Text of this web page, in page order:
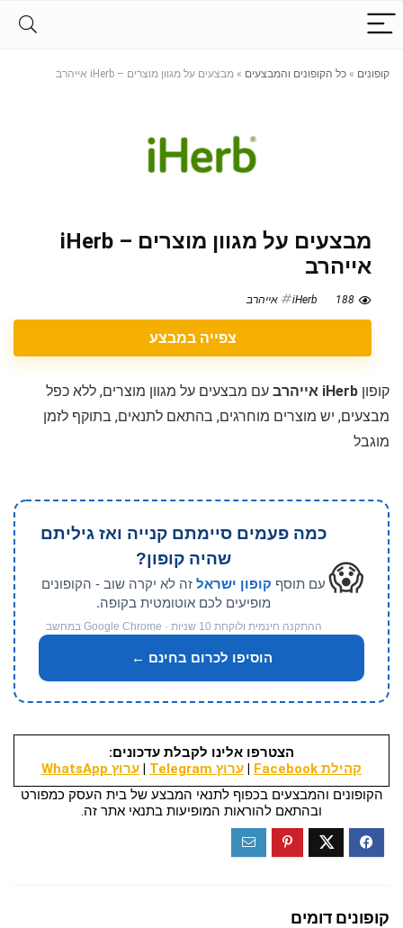
קופונים » כל הקופונים והמבצעים » מבצעים על מגוון מוצרים – iHerb אייהרב
מבצעים על מגוון מוצרים – iHerb
אייהרב
188 iHerb אייהרב
צפייה במבצע
קופון iHerb אייהרב
עם מבצעים על מגוון מוצרים, ללא כפל
מבצעים, יש מוצרים מוחרגים, בהתאם לתנאים, בתוקף לזמן
מוגבל
😱
כמה פעמים סיימתם קנייה ואז גיליתם
שהיה קופון?
עם תוסף קופון ישראל זה לא יקרה שוב - הקופונים
מופיעים לכם אוטומטית בקופה.
ההתקנה חינמית ולוקחת 10 שניות · Google Chrome במחשב
הוסיפו לכרום בחינם ←
הצטרפו אלינו לקבלת עדכונים:
קהילת Facebook
| ערוץ Telegram | ערוץ WhatsApp
הקופונים והמבצעים בכפוף לתנאי המבצע של בית העסק כמפורט
ובהתאם להוראות המופיעות בתנאי אתר זה.
קופונים דומים